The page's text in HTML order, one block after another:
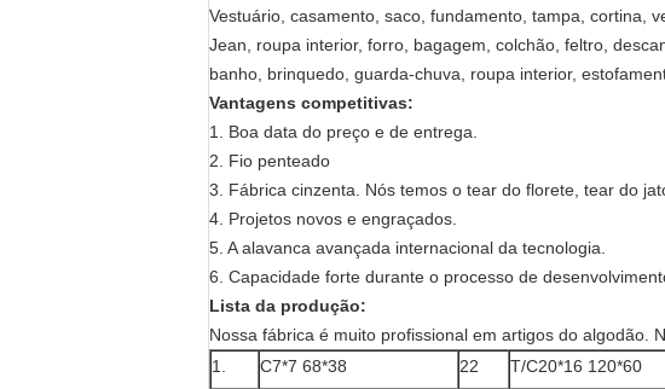
Vestuário, casamento, saco, fundamento, tampa, cortina,
Jean, roupa interior, forro, bagagem, colchão, feltro,
banho, brinquedo, guarda-chuva, roupa interior,
Vantagens competitivas:
1. Boa data do preço e de entrega.
2. Fio penteado
3. Fábrica cinzenta. Nós temos o tear do florete, tear do
4. Projetos novos e engraçados.
5. A alavanca avançada internacional da tecnologia.
6. Capacidade forte durante o processo de
Lista da produção:
Nossa fábrica é muito profissional em artigos do algodão.
1.
C7*7 68*38 22
T/C20*16 120*60